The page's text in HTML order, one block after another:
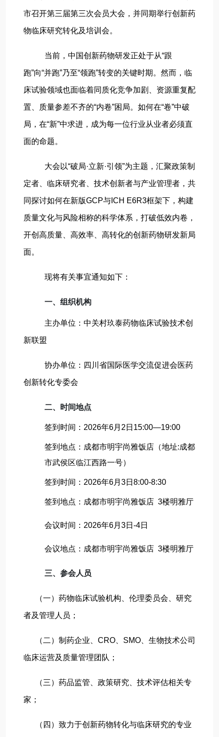
市召开第三届第三次会员大会，并同期举行创新药
物临床研究转化及培训会。
当前，中国创新药物研发正处于从“跟
跑”向“并跑”乃至“领跑”转变的关键时期。然而，临
床试验领域也面临着同质化竞争加剧、资源重复配
置、质量参差不齐的“内卷”困局。如何在“卷”中破
局，在“新”中求进，成为每一位行业从业者必须直
面的命题。
大会以“破局·立新·引领”为主题，汇聚政策制
定者、临床研究者、技术创新者与产业管理者，共
同探讨如何在新版GCP与ICH E6R3框架下，构建
质量文化与风险相称的科学体系，打破低效内卷，
开创高质量、高效率、高转化的创新药物研发新局
面。
现将有关事宜通知如下：
一、组织机构
主办单位：中关村玖泰药物临床试验技术创
新联盟
协办单位：四川省国际医学交流促进会医药
创新转化专委会
二、时间地点
签到时间：2026年6月2日15:00—19:00
签到地点：成都市明宇尚雅饭店（地址:成都
市武侯区临江西路一号）
签到时间：2026年6月3日8:00-8:30
签到地点：成都市明宇尚雅饭店 3楼明雅厅
会议时间：2026年6月3日-4日
会议地点：成都市明宇尚雅饭店 3楼明雅厅
三、参会人员
（一）药物临床试验机构、伦理委员会、研究
者及管理人员；
（二）制药企业、CRO、SMO、生物技术公司
临床运营及质量管理团队；
（三）药品监管、政策研究、技术评估相关专
家；
（四）致力于创新药物转化与临床研究的专业